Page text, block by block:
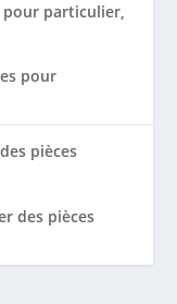
pour particulier,
pièces